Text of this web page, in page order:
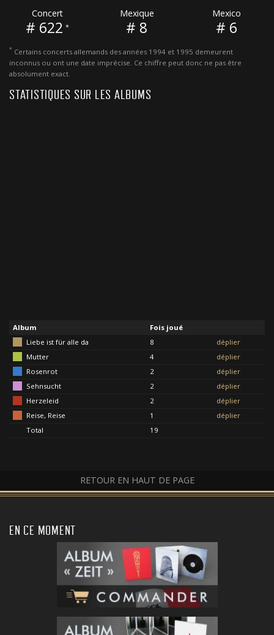
Concert
# 622 *
Mexique
# 8
Mexico
# 6
* Certains concerts allemands des années 1994 et 1995 demeurent
inconnus ou ont une date imprécise. Ce chiffre peut donc ne pas être
absolument exact.
STATISTIQUES SUR LES ALBUMS
Album
Fois joué
Liebe ist für alle da
8
déplier
Mutter
4
déplier
Rosenrot
2
déplier
Sehnsucht
2
déplier
Herzeleid
2
déplier
Reise, Reise
1
déplier
Total
19
RETOUR EN HAUT DE PAGE
EN CE MOMENT